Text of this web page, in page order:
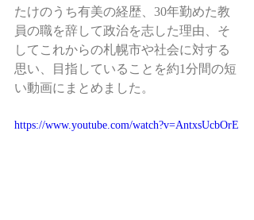
たけのうち有美の経歴、30年勤めた教
員の職を辞して政治を志した理由、そ
してこれからの札幌市や社会に対する
思い、目指していることを約1分間の短
い動画にまとめました。
https://www.youtube.com/watch?v=AntxsUcbOrE